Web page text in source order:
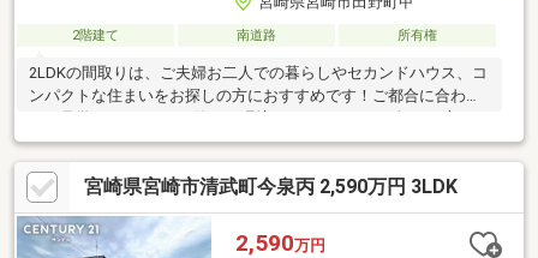
2階建て 南道路 所有権
2LDKの間取りは、ご夫婦お二人での暮らしやセカンドハウス、コ
ンパクトな住まいをお探しの方におすすめです！ご都合に合わせ
ぜひご検討ください☆
宮崎県宮崎市清武町今泉丙 2,590万円 3LDK
2,590万円